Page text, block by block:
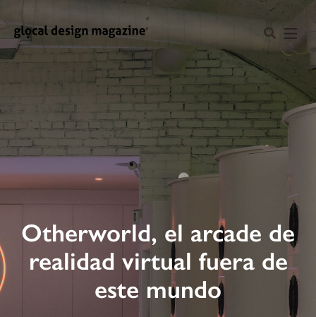
Otherworld, el arcade de
realidad virtual fuera de
este mundo